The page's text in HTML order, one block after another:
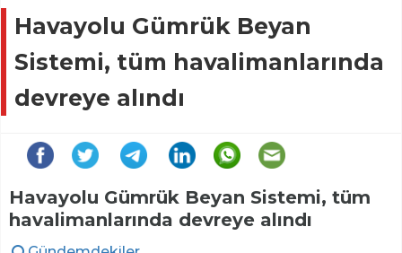
Havayolu Gümrük Beyan
Sistemi, tüm havalimanlarında
devreye alındı
Havayolu Gümrük Beyan Sistemi, tüm
havalimanlarında devreye alındı